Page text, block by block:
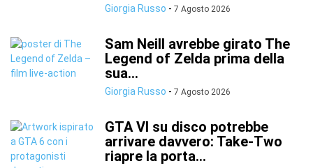
Giorgia Russo - 7 Agosto 2026
Sam Neill avrebbe girato The
Legend of Zelda prima della
sua...
Giorgia Russo - 7 Agosto 2026
GTA VI su disco potrebbe
arrivare davvero: Take-Two
riapre la porta...